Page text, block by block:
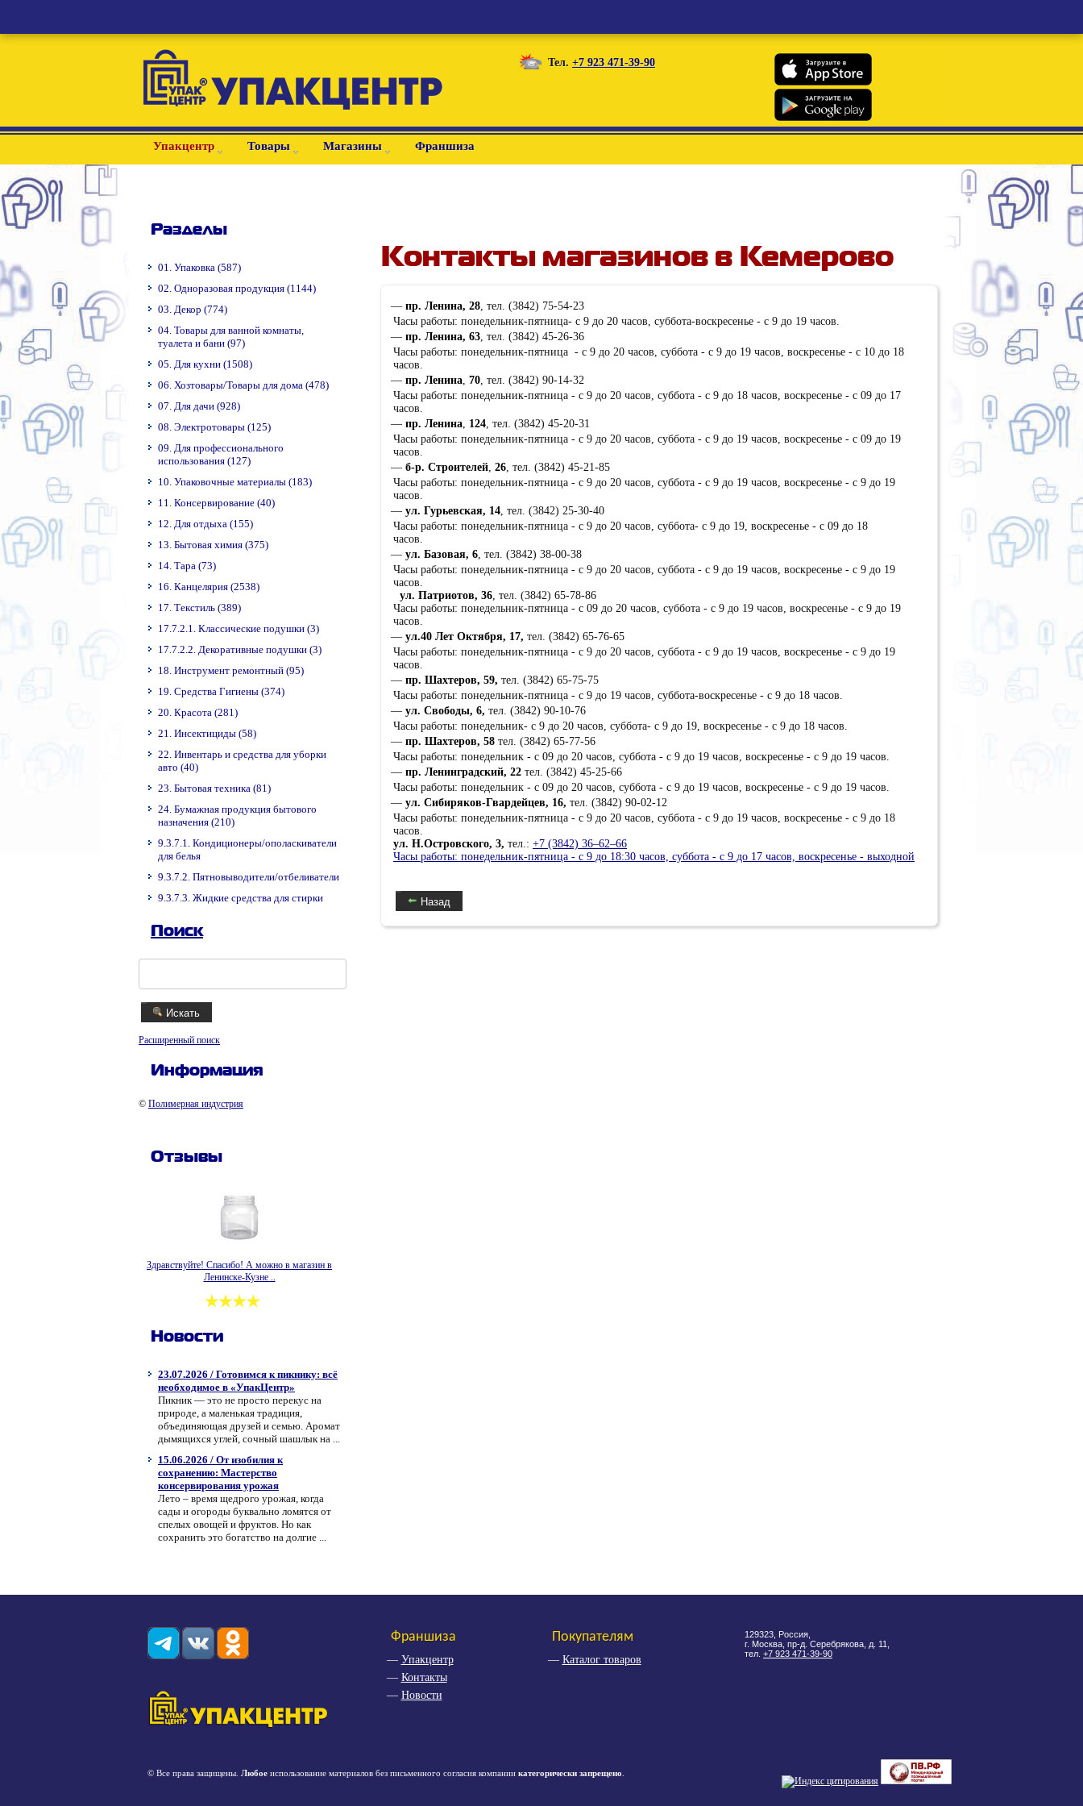
Тел. +7 923 471-39-90
Упакцентр Товары Магазины Франшиза
Разделы
01. Упаковка (587)
02. Одноразовая продукция (1144)
03. Декор (774)
04. Товары для ванной комнаты,
туалета и бани (97)
05. Для кухни (1508)
06. Хозтовары/Товары для дома (478)
07. Для дачи (928)
08. Электротовары (125)
09. Для профессионального
использования (127)
10. Упаковочные материалы (183)
11. Консервирование (40)
12. Для отдыха (155)
13. Бытовая химия (375)
14. Тара (73)
16. Канцелярия (2538)
17. Текстиль (389)
17.7.2.1. Классические подушки (3)
17.7.2.2. Декоративные подушки (3)
18. Инструмент ремонтный (95)
19. Средства Гигиены (374)
20. Красота (281)
21. Инсектициды (58)
22. Инвентарь и средства для уборки
авто (40)
23. Бытовая техника (81)
24. Бумажная продукция бытового
назначения (210)
9.3.7.1. Кондиционеры/ополаскиватели
для белья
9.3.7.2. Пятновыводители/отбеливатели
9.3.7.3. Жидкие средства для стирки
Поиск
Искать
Расширенный поиск
Информация
© Полимерная индустрия
Отзывы
Здравствуйте! Спасибо! А можно в магазин в
Ленинске-Кузне ..
Новости
23.07.2026 / Готовимся к пикнику: всё
необходимое в «УпакЦентр»
Пикник — это не просто перекус на
природе, а маленькая традиция,
объединяющая друзей и семью. Аромат
дымящихся углей, сочный шашлык на ...
15.06.2026 / От изобилия к
сохранению: Мастерство
консервирования урожая
Лето – время щедрого урожая, когда
сады и огороды буквально ломятся от
спелых овощей и фруктов. Но как
сохранить это богатство на долгие ...
Контакты магазинов в Кемерово
пр. Ленина, 28, тел. (3842) 75-54-23
Часы работы: понедельник-пятница- с 9 до 20 часов, суббота-воскресенье - с 9 до 19 часов.
пр. Ленина, 63, тел. (3842) 45-26-36
Часы работы: понедельник-пятница - с 9 до 20 часов, суббота - с 9 до 19 часов, воскресенье - с 10 до 18
часов.
пр. Ленина, 70, тел. (3842) 90-14-32
Часы работы: понедельник-пятница - с 9 до 20 часов, суббота - с 9 до 18 часов, воскресенье - с 09 до 17
часов.
пр. Ленина, 124, тел. (3842) 45-20-31
Часы работы: понедельник-пятница - с 9 до 20 часов, суббота - с 9 до 19 часов, воскресенье - с 09 до 19
часов.
б-р. Строителей, 26, тел. (3842) 45-21-85
Часы работы: понедельник-пятница - с 9 до 20 часов, суббота - с 9 до 19 часов, воскресенье - с 9 до 19
часов.
ул. Гурьевская, 14, тел. (3842) 25-30-40
Часы работы: понедельник-пятница - с 9 до 20 часов, суббота- с 9 до 19, воскресенье - с 09 до 18
часов.
ул. Базовая, 6, тел. (3842) 38-00-38
Часы работы: понедельник-пятница - с 9 до 20 часов, суббота - с 9 до 19 часов, воскресенье - с 9 до 19
часов.
ул. Патриотов, 36, тел. (3842) 65-78-86
Часы работы: понедельник-пятница - с 09 до 20 часов, суббота - с 9 до 19 часов, воскресенье - с 9 до 19
часов.
ул.40 Лет Октября, 17, тел. (3842) 65-76-65
Часы работы: понедельник-пятница - с 9 до 20 часов, суббота - с 9 до 19 часов, воскресенье - с 9 до 19
часов.
пр. Шахтеров, 59, тел. (3842) 65-75-75
Часы работы: понедельник-пятница - с 9 до 19 часов, суббота-воскресенье - с 9 до 18 часов.
ул. Свободы, 6, тел. (3842) 90-10-76
Часы работы: понедельник- с 9 до 20 часов, суббота- с 9 до 19, воскресенье - с 9 до 18 часов.
пр. Шахтеров, 58тел. (3842) 65-77-56
Часы работы: понедельник - с 09 до 20 часов, суббота - с 9 до 19 часов, воскресенье - с 9 до 19 часов.
пр. Ленинградский, 22тел. (3842) 45-25-66
Часы работы: понедельник - с 09 до 20 часов, суббота - с 9 до 19 часов, воскресенье - с 9 до 19 часов.
ул. Сибиряков-Гвардейцев, 16, тел. (3842) 90-02-12
Часы работы: понедельник-пятница - с 9 до 20 часов, суббота - с 9 до 19 часов, воскресенье - с 9 до 18
часов.
ул. Н.Островского, 3, тел.: +7 (3842) 36‒62‒66
Часы работы: понедельник-пятница - с 9 до 18:30 часов, суббота - с 9 до 17 часов, воскресенье - выходной
Назад
Франшиза
Упакцентр
Контакты
Новости
Покупателям
Каталог товаров
129323, Россия,
г. Москва, пр-д. Серебрякова, д. 11,
тел. +7 923 471-39-90
© Все права защищены. Любое использование материалов без письменного согласия компании категорически запрещено